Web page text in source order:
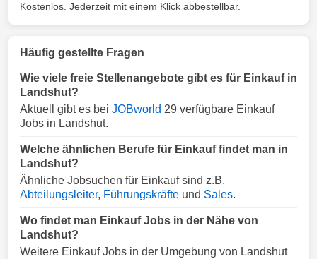
Kostenlos. Jederzeit mit einem Klick abbestellbar.
Häufig gestellte Fragen
Wie viele freie Stellenangebote gibt es für Einkauf in
Landshut?
Aktuell gibt es bei JOBworld 29 verfügbare Einkauf
Jobs in Landshut.
Welche ähnlichen Berufe für Einkauf findet man in
Landshut?
Ähnliche Jobsuchen für Einkauf sind z.B.
Abteilungsleiter, Führungskräfte und Sales.
Wo findet man Einkauf Jobs in der Nähe von
Landshut?
Weitere Einkauf Jobs in der Umgebung von Landshut